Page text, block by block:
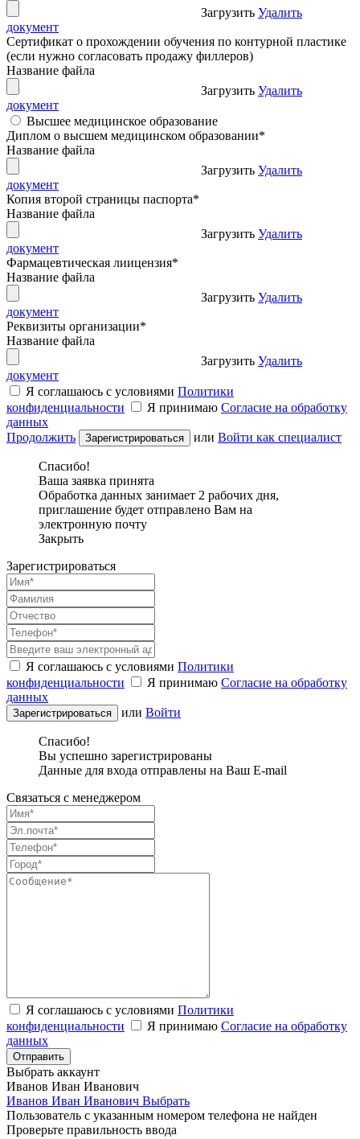
Загрузить Удалить
документ
Сертификат о прохождении обучения по контурной пластике
(если нужно согласовать продажу филлеров)
Название файла
Загрузить Удалить
документ
Высшее медицинское образование
Диплом о высшем медицинском образовании*
Название файла
Загрузить Удалить
документ
Копия второй страницы паспорта*
Название файла
Загрузить Удалить
документ
Фармацевтическая лиицензия*
Название файла
Загрузить Удалить
документ
Реквизиты организации*
Название файла
Загрузить Удалить
документ
Я соглашаюсь с условиями Политики
конфиденциальности
Я принимаю Согласие на обработку
данных
Продолжить
или Войти как специалист
Спасибо!
Ваша заявка принята
Обработка данных занимает 2 рабочих дня,
приглашение будет отправлено Вам на
электронную почту
Закрыть
Зарегистрироваться
Я соглашаюсь с условиями Политики
конфиденциальности
Я принимаю Согласие на обработку
данных
или Войти
Спасибо!
Вы успешно зарегистрированы
Данные для входа отправлены на Ваш E-mail
Связаться с менеджером
Я соглашаюсь с условиями Политики
конфиденциальности
Я принимаю Согласие на обработку
данных
Выбрать аккаунт
Иванов Иван Иванович
Иванов Иван Иванович Выбрать
Пользователь с указанным номером телефона не найден
Проверьте правильность ввода